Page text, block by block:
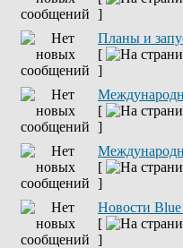
]
Планы и
[
]
[
]
[
]
Новости
[
]